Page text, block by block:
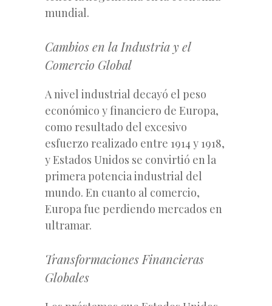
mundial.
Cambios en la Industria y el
Comercio Global
A nivel industrial decayó el peso
económico y financiero de Europa,
como resultado del excesivo
esfuerzo realizado entre 1914 y 1918,
y Estados Unidos se convirtió en la
primera potencia industrial del
mundo. En cuanto al comercio,
Europa fue perdiendo mercados en
ultramar.
Transformaciones Financieras
Globales